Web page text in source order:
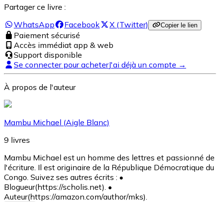
Partager ce livre :
WhatsApp
Facebook X (Twitter) Copier le lien
Paiement sécurisé
Accès immédiat app & web
Support disponible
Se connecter pour acheterJ'ai déjà un compte →
À propos de l'auteur
Mambu Michael (Aigle Blanc)
9 livres
Mambu Michael est un homme des lettres et passionné de
l'écriture. Il est originaire de la République Démocratique du
Congo. Suivez ses autres écrits : •
Blogueur(https://scholis.net). •
Auteur(https://amazon.com/author/mks).